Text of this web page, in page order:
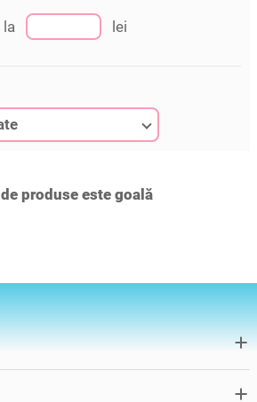
la lei
produse este goală